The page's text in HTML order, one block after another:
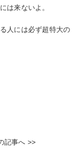
は来ないよ。
人には必ず超特大の
記事へ >>